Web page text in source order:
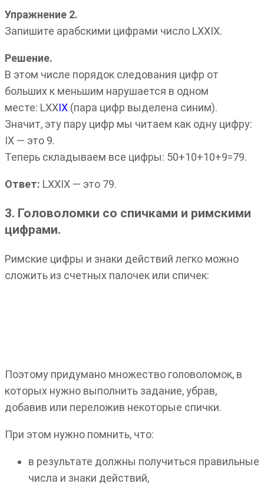
Упражнение 2.
Запишите арабскими цифрами число LXXIX.
Решение.
В этом числе порядок следования цифр от
больших к меньшим нарушается в одном
месте: LXXIX (пара цифр выделена синим).
Значит, эту пару цифр мы читаем как одну цифру:
IX — это 9.
Теперь складываем все цифры: 50+10+10+9=79.
Ответ: LXXIX — это 79.
3. Головоломки со спичками и римскими
цифрами.
Римские цифры и знаки действий легко можно
сложить из счетных палочек или спичек:
Поэтому придумано множество головоломок, в
которых нужно выполнить задание, убрав,
добавив или переложив некоторые спички.
При этом нужно помнить, что:
в результате должны получиться правильные
числа и знаки действий,